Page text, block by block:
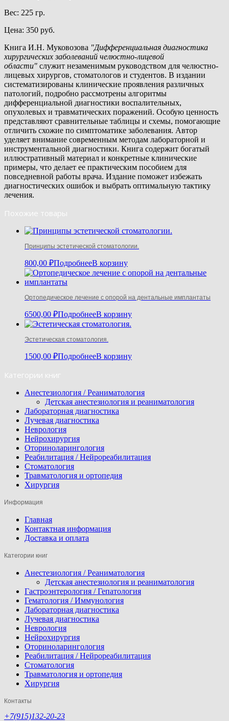
Вес: 225 гр.
Цена: 350 руб.
Книга И.Н. Муковозова "Дифференциальная диагностика
хирургических заболеваний челюстно-лицевой
области" служит незаменимым руководством для челюстно-
лицевых хирургов, стоматологов и студентов. В издании
систематизированы клинические проявления различных
патологий, подробно рассмотрены алгоритмы
дифференциальной диагностики воспалительных,
опухолевых и травматических поражений. Особую ценность
представляют сравнительные таблицы и схемы, помогающие
отличить схожие по симптоматике заболевания. Автор
уделяет внимание современным методам лабораторной и
инструментальной диагностики. Книга содержит богатый
иллюстративный материал и конкретные клинические
примеры, что делает ее практическим пособием для
повседневной работы врача. Издание поможет избежать
диагностических ошибок и выбрать оптимальную тактику
лечения.
Похожие товары
Принципы эстетической стоматологии.
800,00 ₽ПодробнееВ корзину
Ортопедическое лечение с опорой на дентальные имплантаты
6500,00 ₽ПодробнееВ корзину
Эстетическая стоматология.
1500,00 ₽ПодробнееВ корзину
Категории книг
Анестезиология / Реаниматология
Детская анестезиология и реаниматология
Лабораторная диагностика
Лучевая диагностика
Неврология
Нейрохирургия
Оториноларингология
Реабилитация / Нейрореабилитация
Стоматология
Травматология и ортопедия
Хирургия
Информация
Главная
Контактная информация
Доставка и оплата
Категории книг
Анестезиология / Реаниматология
Детская анестезиология и реаниматология
Гастроэнтерология / Гепатология
Гематология / Иммунология
Лабораторная диагностика
Лучевая диагностика
Неврология
Нейрохирургия
Оториноларингология
Реабилитация / Нейрореабилитация
Стоматология
Травматология и ортопедия
Хирургия
Контакты
+7(915)132-20-23